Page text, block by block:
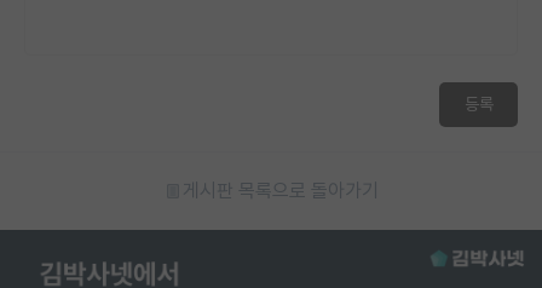
등록
게시판 목록으로 돌아가기